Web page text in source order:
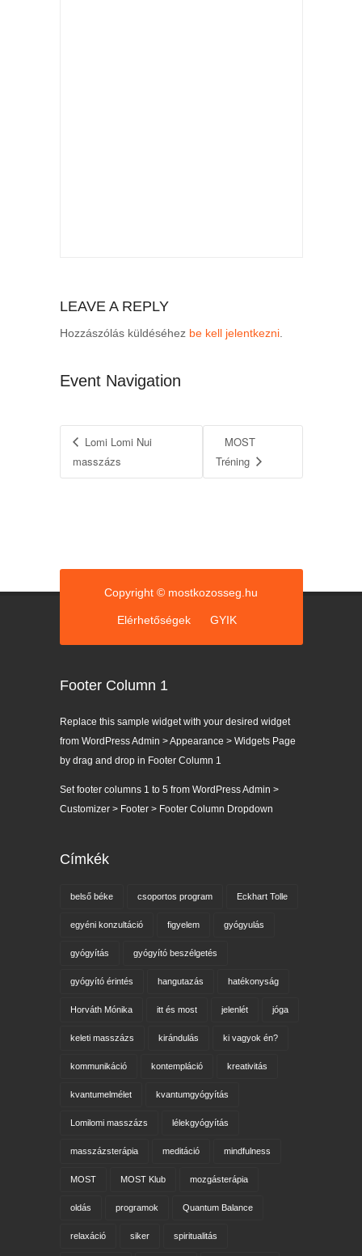
LEAVE A REPLY
Hozzászólás küldéséhez be kell jelentkezni.
Event Navigation
Lomi Lomi Nui
masszázs
MOST
Tréning
Copyright © mostkozosseg.hu
Elérhetőségek GYIK
Footer Column 1
Replace this sample widget with your desired widget
from WordPress Admin > Appearance > Widgets Page
by drag and drop in Footer Column 1
Set footer columns 1 to 5 from WordPress Admin >
Customizer > Footer > Footer Column Dropdown
Címkék
belső béke csoportos program Eckhart Tolle
egyéni konzultáció figyelem gyógyulás
gyógyítás gyógyító beszélgetés
gyógyító érintés hangutazás hatékonyság
Horváth Mónika itt és most jelenlét jóga
keleti masszázs kirándulás ki vagyok én?
kommunikáció kontempláció kreativitás
kvantumelmélet kvantumgyógyítás
Lomilomi masszázs lélekgyógyítás
masszázsterápia meditáció mindfulness
MOST MOST Klub mozgásterápia
oldás programok Quantum Balance
relaxáció siker spiritualitás